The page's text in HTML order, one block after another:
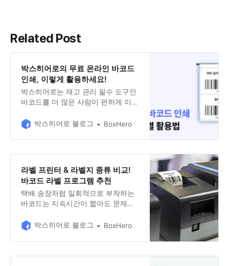
Related Post
박스히어로의 무료 온라인 바코드
인쇄, 이렇게 활용하세요!
박스히어로는 재고 관리 필수 도구인
바코드를 더 많은 사람이 편하게 이용
무료로 출시했어요! 박스히어로의 바
스히어로 고객이 아니더라도 누구나
박스히어로 블로그 BoxHero
라벨 프린터 & 라벨지 종류 비교!
바코드 라벨 프로그램 추천
택배 송장처럼 일회적으로 부착하는
바코드는 지속시간이 짧아도 문제없
된 바코드에 이런 문제가 생겨서는 안
의 종류를 알고, 목적에 맞는 제품을
사용하는 것이 중요해요.
박스히어로 블로그 BoxHero